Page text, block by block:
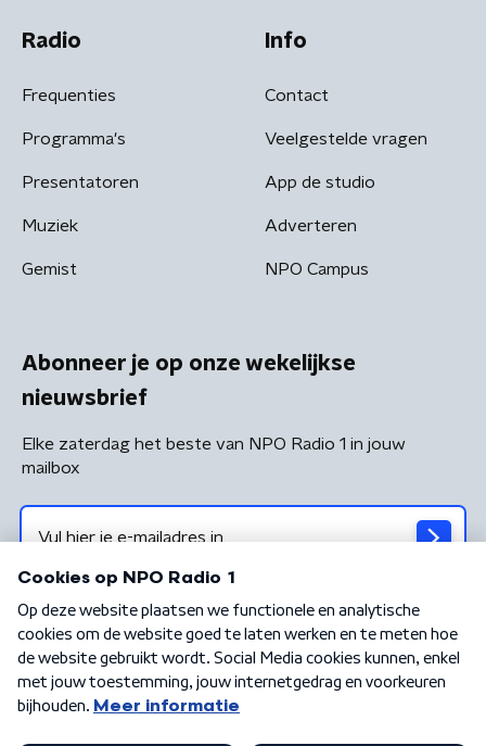
Radio
Frequenties
Programma's
Presentatoren
Muziek
Gemist
Info
Contact
Veelgestelde vragen
App de studio
Adverteren
NPO Campus
Abonneer je op onze wekelijkse
nieuwsbrief
Elke zaterdag het beste van NPO Radio 1 in jouw
mailbox
Algemene voorwaarden Privacybeleid